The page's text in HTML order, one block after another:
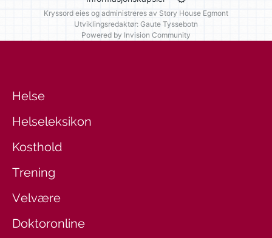
Kryssord eies og administreres av Story House Egmont
Utviklingsredaktør: Gaute Tyssebotn
Powered by Invision Community
Helse
Helseleksikon
Kosthold
Trening
Velvære
Doktoronline